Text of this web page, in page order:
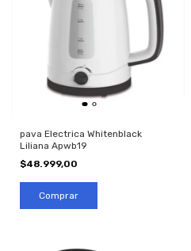
pava Electrica Whitenblack
Liliana Apwb19
$48.999,00